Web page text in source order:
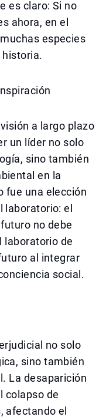
es claro: Si no
ahora, en el
especies
historia.
a largo plazo
un líder no solo
sino también
en la
fue una elección
el
no debe
laboratorio de
al integrar
social.
no solo
sino también
La desaparición
colapso de
afectando el